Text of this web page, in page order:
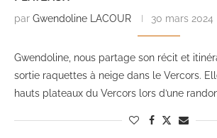
par Gwendoline LACOUR 30 mars 2024
Gwendoline, nous partage son récit et
sortie raquettes à neige dans le Vercors.
hauts plateaux du Vercors lors d’une